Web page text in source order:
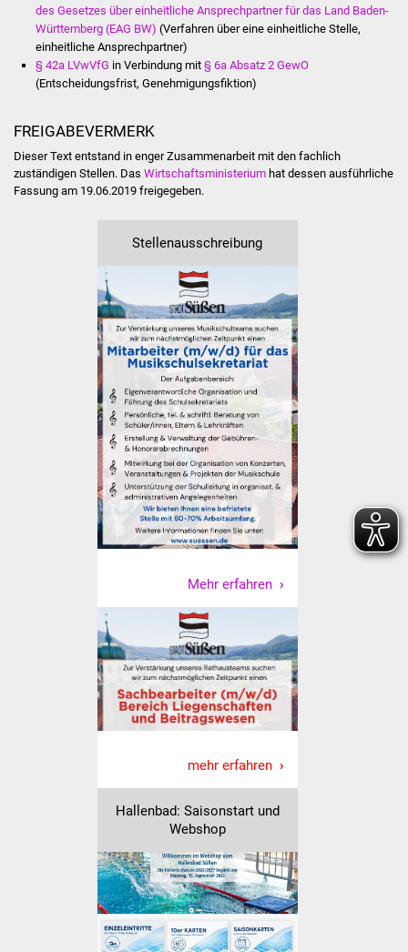
Sommerwochen für
Seniorenwohn- und
Familien
Kinder und Jugendliche
Migration und Integration
Freundeskreis Asyl
Ukraine-Hilfe
Wohnen
Bauen in Süßen
Wohnimmobilien +
Haushalt & Infos
Wirtschaftsförderung
Gewerbeimmobilien
IKG Auen
Ausschreibungen
Öffentliche
Ausschreibung
Europaweite
Ausschreibung
des Gesetzes über einheitliche Ansprechpartner für das Land Baden-
Württemberg (EAG BW) (Verfahren über eine einheitliche Stelle,
einheitliche Ansprechpartner)
§ 42a LVwVfG in Verbindung mit § 6a Absatz 2 GewO
(Entscheidungsfrist, Genehmigungsfiktion)
FREIGABEVERMERK
Dieser Text entstand in enger Zusammenarbeit mit den fachlich
zuständigen Stellen. Das Wirtschaftsministeriumhat dessen ausführliche
Fassung am 19.06.2019 freigegeben.
Stellenausschreibung
Mehr erfahren
mehr erfahren
Hallenbad: Saisonstart und
Webshop